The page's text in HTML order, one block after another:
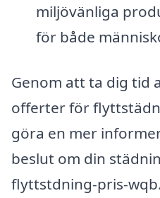
miljövänliga
för både
Genom att ta dig tid
offerter för
göra en mer
beslut om din
flyttstdning-pris-